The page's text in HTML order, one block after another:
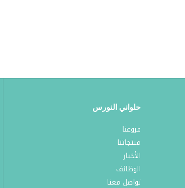
حلواني النورس
فروعنا
منتجاتنا
الأخبار
الوظائف
تواصل معنا